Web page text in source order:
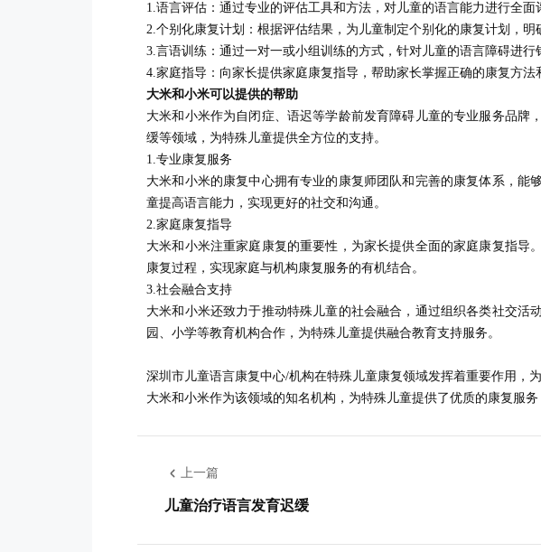
1.语言评估：通过专业的评估工具和方法，对儿童的语言能力进行全面
2.个别化康复计划：根据评估结果，为儿童制定个别化的康复计划，明
3.言语训练：通过一对一或小组训练的方式，针对儿童的语言障碍进
4.家庭指导：向家长提供家庭康复指导，帮助家长掌握正确的康复方法
大米和小米可以提供的帮助
大米和小米作为自闭症、语迟等学龄前发育障碍儿童的专业服务品
缓等领域，为特殊儿童提供全方位的支持。
1.专业康复服务
大米和小米的康复中心拥有专业的康复师团队和完善的康复体系，
童提高语言能力，实现更好的社交和沟通。
2.家庭康复指导
大米和小米注重家庭康复的重要性，为家长提供全面的家庭康复指
康复过程，实现家庭与机构康复服务的有机结合。
3.社会融合支持
大米和小米还致力于推动特殊儿童的社会融合，通过组织各类社交
园、小学等教育机构合作，为特殊儿童提供融合教育支持服务。
深圳市儿童语言康复中心/机构在特殊儿童康复领域发挥着重要作用，
大米和小米作为该领域的知名机构，为特殊儿童提供了优质的康复服
上一篇
儿童治疗语言发育迟缓